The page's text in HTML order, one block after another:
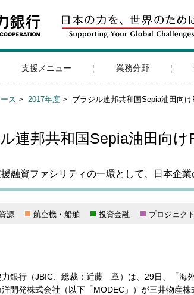
支援メニュー 業務分野
ス 2017年度 ブラジル連邦共和国Sepia油田向
連邦共和国Sepia油田向
融資ファシリティの一環として、日本企
資源 航空機・船舶 投資金融 プロジェク
銀行（JBIC、総裁：近藤 章）は、29日、「海
洋開発株式会社（以下「MODEC」）が三井物産